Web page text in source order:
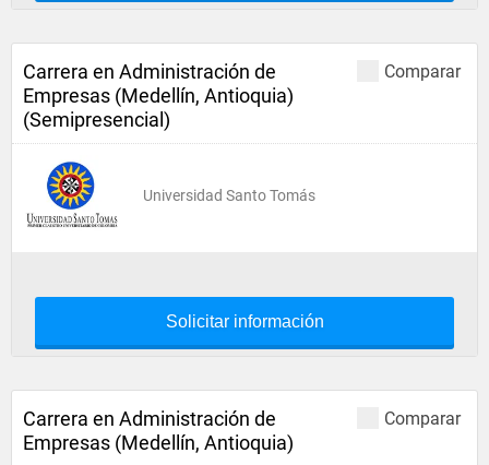
Comparar
Carrera en Administración de
Empresas (Medellín, Antioquia)
(Semipresencial)
Universidad Santo Tomás
Solicitar información
Comparar
Carrera en Administración de
Empresas (Medellín, Antioquia)